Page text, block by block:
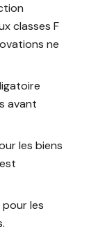
classes F
ne
avant
les biens
les